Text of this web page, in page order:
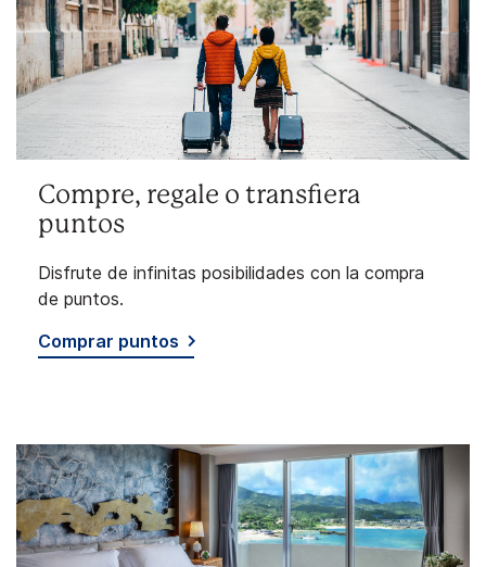
Compre, regale o transfiera
puntos
Disfrute de infinitas posibilidades con la compra
de puntos.
Comprar puntos